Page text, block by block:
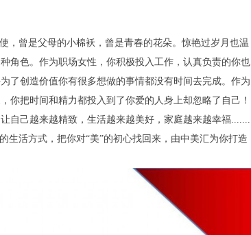
，曾是父母的小棉袄，曾是青春的花朵。惊艳过岁月也温
角色。作为职场女性，你积极投入工作，认真负责的你也
了创造价值你有很多想做的事情都没有时间去完成。作为
你把时间和精力都投入到了你爱的人身上却忽略了自己！
自己越来越精致，生活越来越美好，家庭越来越幸福.......
生活方式，把你对“美”的初心找回来，由中美汇为你打造